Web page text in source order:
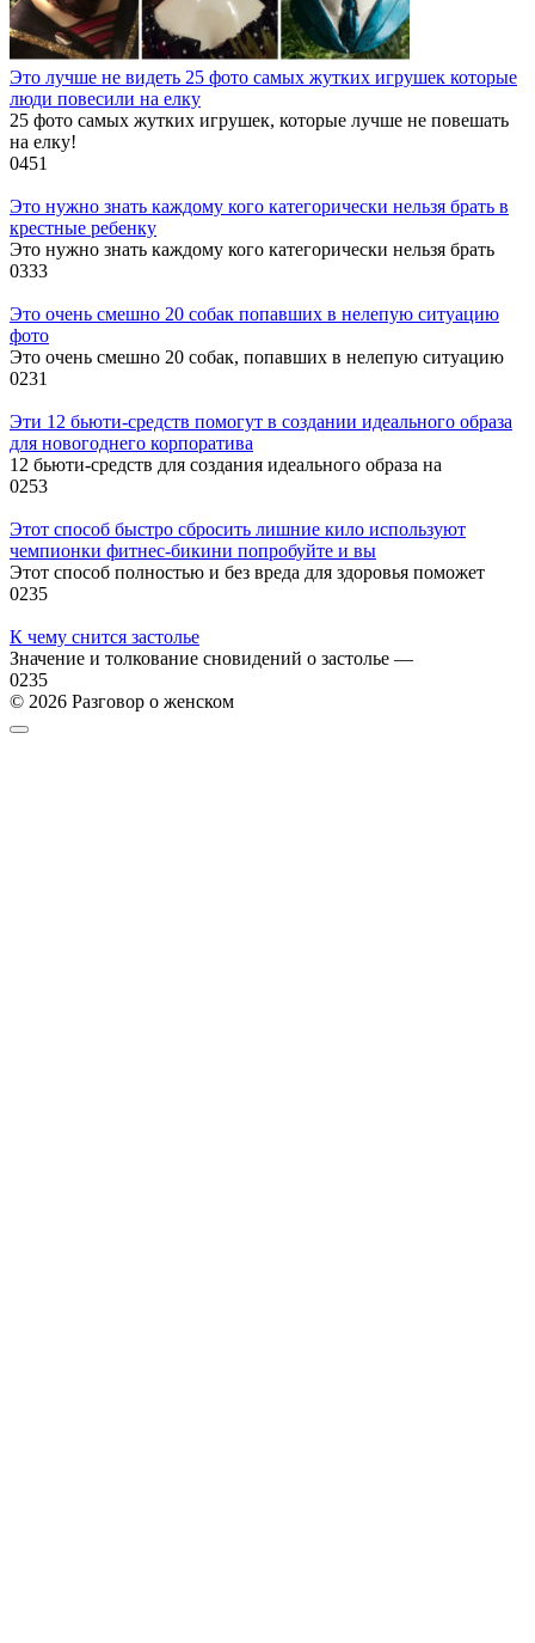
Это лучше не видеть 25 фото самых жутких игрушек которые
люди повесили на елку
25 фото самых жутких игрушек, которые лучше не повешать
на елку!
0451
Это нужно знать каждому кого категорически нельзя брать в
крестные ребенку
Это нужно знать каждому кого категорически нельзя брать
0333
Это очень смешно 20 собак попавших в нелепую ситуацию
фото
Это очень смешно 20 собак, попавших в нелепую ситуацию
0231
Эти 12 бьюти-средств помогут в создании идеального образа
для новогоднего корпоратива
12 бьюти-средств для создания идеального образа на
0253
Этот способ быстро сбросить лишние кило используют
чемпионки фитнес-бикини попробуйте и вы
Этот способ полностью и без вреда для здоровья поможет
0235
К чему снится застолье
Значение и толкование сновидений о застолье —
0235
© 2026 Разговор о женском